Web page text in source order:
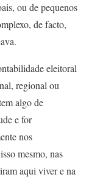
ou de pequenos
de facto,
eleitoral
regional ou
algo de
e for
nos
mesmo, nas
aqui viver e na